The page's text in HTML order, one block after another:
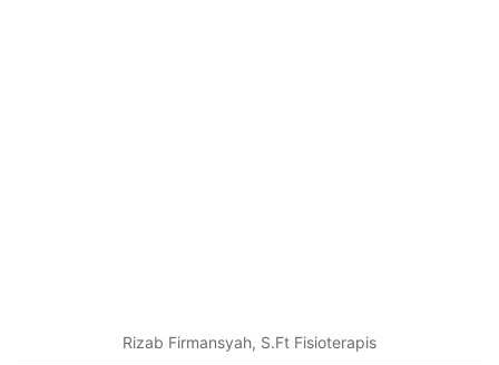
Rizab Firmansyah, S.Ft Fisioterapis